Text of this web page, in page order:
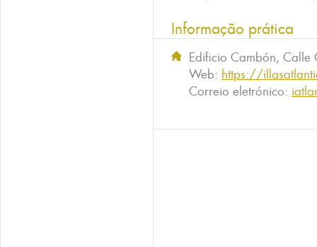
Informação prática
Edificio Cambón, Calle
Web: https://
Correio eletrónico: